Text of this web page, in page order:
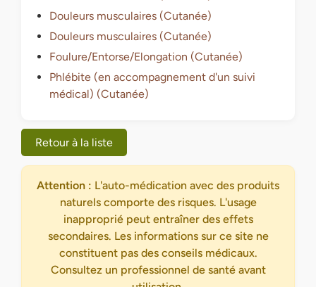
Douleurs musculaires (Cutanée)
Douleurs musculaires (Cutanée)
Foulure/Entorse/Elongation (Cutanée)
Phlébite (en accompagnement d'un suivi
médical) (Cutanée)
Retour à la liste
Attention : L'auto-médication avec des produits
naturels comporte des risques. L'usage
inapproprié peut entraîner des effets
secondaires. Les informations sur ce site ne
constituent pas des conseils médicaux.
Consultez un professionnel de santé avant